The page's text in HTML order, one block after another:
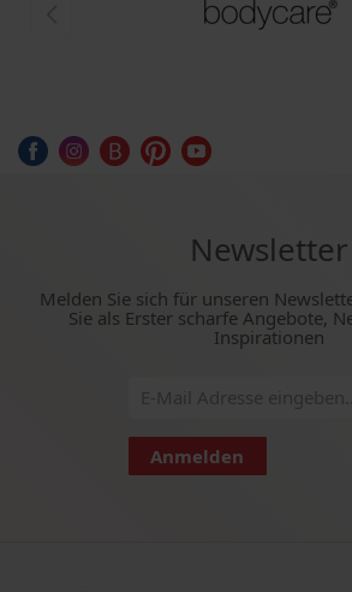
Newsletter
Melden Sie sich für unseren
Sie als Erster scharfe Angebote,
Inspirationen
Anmelden